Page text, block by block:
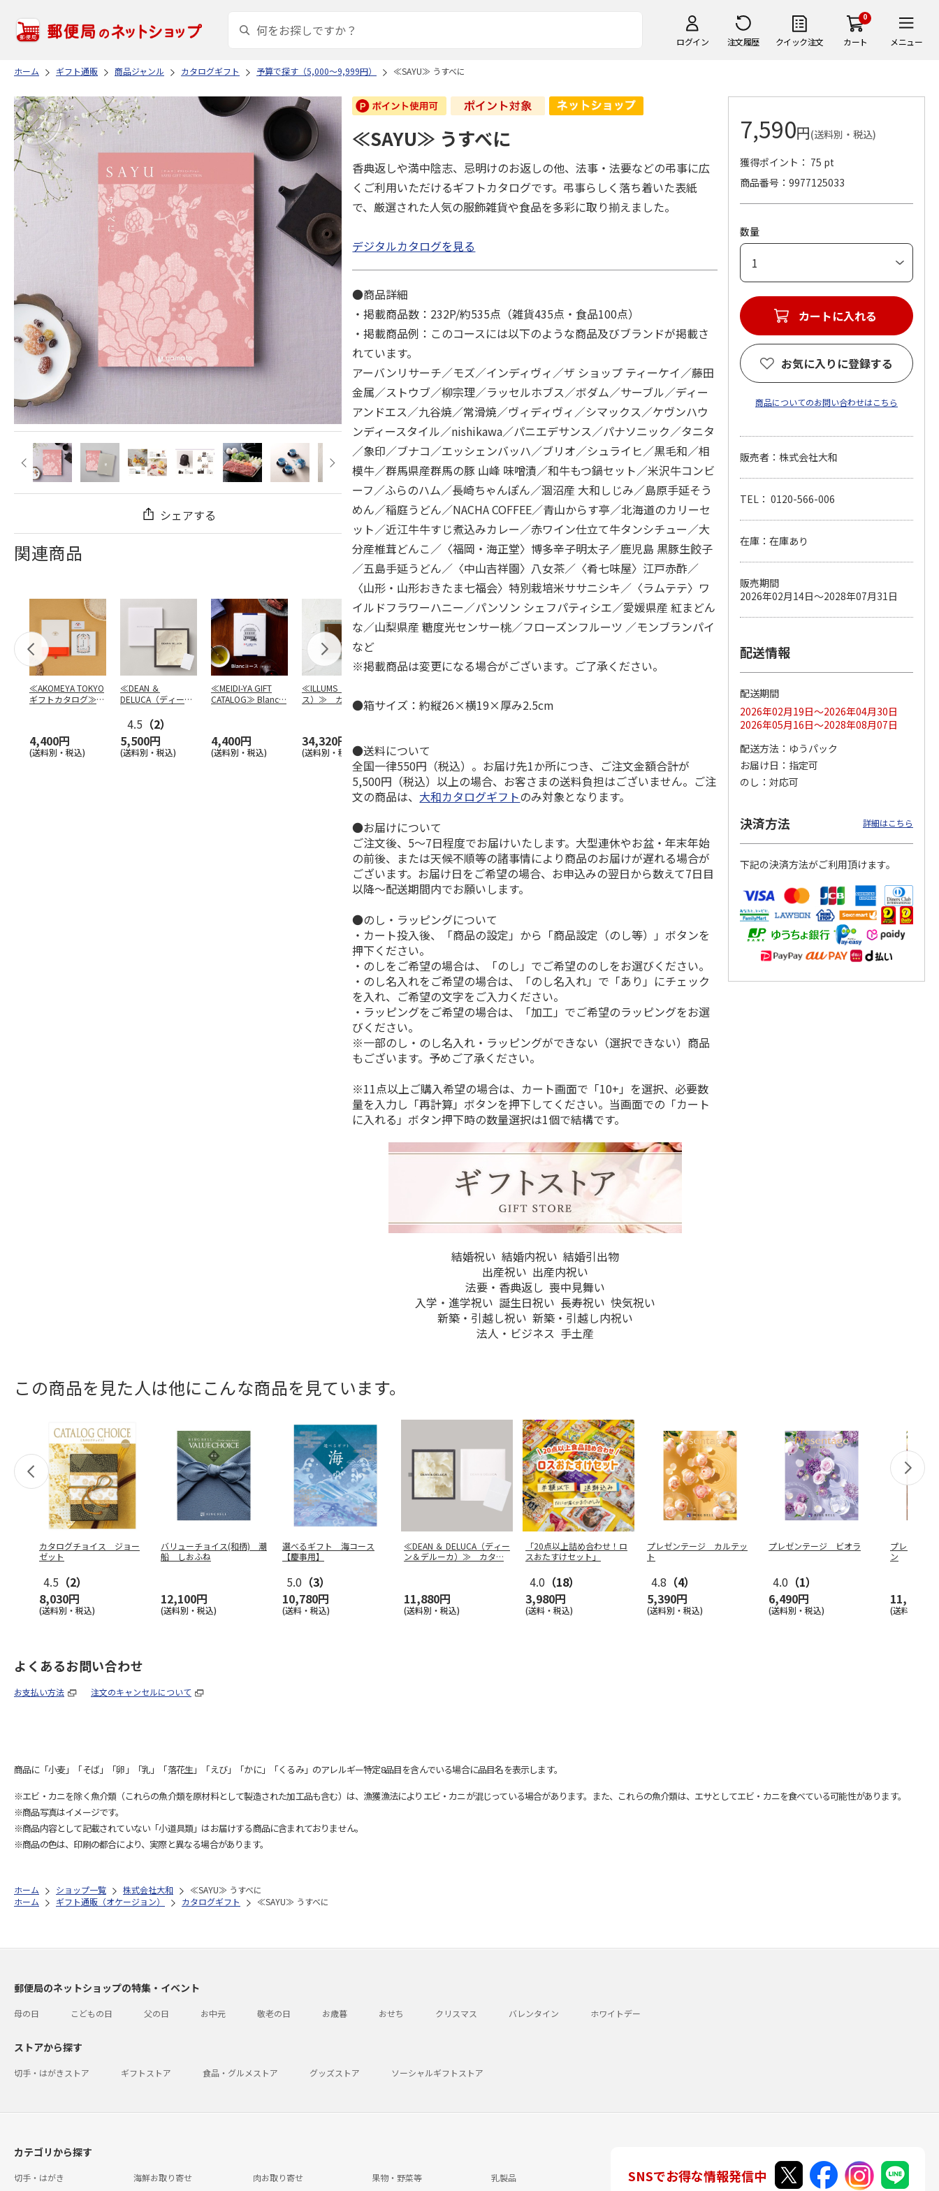
ログイン 注文履歴 クイック注文
0
カート メニュー
ホーム ギフト通販 商品ジャンル カタログギフト 予算で探す（5,000～9,999円） ≪SAYU≫ うすべに
シェアする
関連商品
≪AKOMEYA TOKYO
ギフトカタログ≫
4,400円
(送料別・税込)
≪DEAN ＆
DELUCA（ディーン
…
4.5 （2）
5,500円
(送料別・税込)
≪MEIDI-YA GIFT
CATALOG≫ Blanc…
4,400円
(送料別・税込)
≪ILLUMS（イルム
ス）≫ カタログギ
フト ロイヤル
34,320円
(送料別・税込)
ポンを贈る】 カタ
ログギフト 栄（さ
(送料別・税込)
Premium Premium
S …
【とっておきのニッ
ポンを贈る】 カタ
ログギフト 弥（あ
まね…
5,390円
(送料別・税込)
ログギフト ソ
≪SAYU≫ うすべに
香典返しや満中陰志、忌明けのお返しの他、法事・法要などの弔事に広
くご利用いただけるギフトカタログです。弔事らしく落ち着いた表紙
で、厳選された人気の服飾雑貨や食品を多彩に取り揃えました。
デジタルカタログを見る
●商品詳細
・掲載商品数：232P/約535点（雑貨435点・食品100点）
・掲載商品例：このコースには以下のような商品及びブランドが掲載さ
れています。
アーバンリサーチ／モズ／インディヴィ／ザ ショップ ティーケイ／藤田
金属／ストウブ／柳宗理／ラッセルホブス／ボダム／サーブル／ディー
アンドエス／九谷焼／常滑焼／ヴィディヴィ／シマックス／ケヴンハウ
ンディースタイル／nishikawa／パニエデサンス／パナソニック／タニタ
／象印／ブナコ／エッシェンバッハ／ブリオ／シュライヒ／黒毛和／相
模牛／群馬県産群馬の豚 山峰 味噌漬／和牛もつ鍋セット／米沢牛コンビ
ーフ／ふらのハム／長崎ちゃんぽん／涸沼産 大和しじみ／島原手延そう
めん／稲庭うどん／NACHA COFFEE／青山からす亭／北海道のカリーセ
ット／近江牛牛すじ煮込みカレー／赤ワイン仕立て牛タンシチュー／大
分産椎茸どんこ／〈福岡・海正堂〉博多辛子明太子／鹿児島 黒豚生餃子
／五島手延うどん／〈中山吉祥園〉八女茶／〈肴七味屋〉江戸赤酢／
〈山形・山形おきたま七福会〉特別栽培米ササニシキ／〈ラムテテ〉ワ
イルドフラワーハニー／パンソン シェフパティシエ／愛媛県産 紅まどん
な／山梨県産 糖度光センサー桃／フローズンフルーツ ／モンブランパイ
など
※掲載商品は変更になる場合がございます。ご了承ください。
●箱サイズ：約縦26×横19×厚み2.5cm
●送料について
全国一律550円（税込）。お届け先1か所につき、ご注文金額合計が
5,500円（税込）以上の場合、お客さまの送料負担はございません。ご注
文の商品は、 大和カタログギフトのみ対象となります。
●お届けについて
ご注文後、5～7日程度でお届けいたします。大型連休やお盆・年末年始
の前後、または天候不順等の諸事情により商品のお届けが遅れる場合が
ございます。お届け日をご希望の場合、お申込みの翌日から数えて7日目
以降～配送期間内でお願いします。
●のし・ラッピングについて
・カート投入後、「商品の設定」から「商品設定（のし等）」ボタンを
押下ください。
・のしをご希望の場合は、「のし」でご希望ののしをお選びください。
・のし名入れをご希望の場合は、「のし名入れ」で「あり」にチェック
を入れ、ご希望の文字をご入力ください。
・ラッピングをご希望の場合は、「加工」でご希望のラッピングをお選
びください。
※一部のし・のし名入れ・ラッピングができない（選択できない）商品
もございます。予めご了承ください。
※11点以上ご購入希望の場合は、カート画面で「10+」を選択、必要数
量を入力し「再計算」ボタンを押下してください。当画面での「カート
に入れる」ボタン押下時の数量選択は1個で結構です。
結婚祝い 結婚内祝い 結婚引出物
出産祝い 出産内祝い
法要・香典返し 喪中見舞い
入学・進学祝い 誕生日祝い 長寿祝い 快気祝い
新築・引越し祝い 新築・引越し内祝い
法人・ビジネス 手土産
7,590円(送料別・税込)
獲得ポイント： 75 pt
商品番号
9977125033
数量
カートに入れる
お気に入りに登録する
商品についてのお問い合わせはこちら
販売者：株式会社大和
TEL： 0120-566-006
在庫：在庫あり
販売期間
2026年02月14日～2028年07月31日
配送情報
配送期間
2026年02月19日～2026年04月30日
2026年05月16日～2028年08月07日
配送方法
ゆうパック
お届け日
指定可
のし
対応可
決済方法 詳細はこちら
下記の決済方法がご利用頂けます。
この商品を見た人は他にこんな商品を見ています。
カタログチョイス ジョー
ゼット
4.5 （2）
8,030円
(送料別・税込)
バリューチョイス(和柄) 潮
船 しおふね
12,100円
(送料別・税込)
選べるギフト 海コース
【慶事用】
5.0 （3）
10,780円
(送料・税込)
≪DEAN ＆ DELUCA（ディー
ン＆デルーカ）≫ カタ…
11,880円
(送料別・税込)
「20点以上詰め合わせ！ロ
スおたすけセット」
4.0 （18）
3,980円
(送料・税込)
プレゼンテージ カルテッ
ト
4.8 （4）
5,390円
(送料別・税込)
プレゼンテージ ビオラ
4.0 （1）
6,490円
(送料別・税込)
プレゼンテ
ン
11,990円
(送料別・税
よくあるお問い合わせ
お支払い方法 注文のキャンセルについて
商品に「小麦」「そば」「卵」「乳」「落花生」「えび」「かに」「くるみ」のアレルギー特定8品目を含んでいる場合に品目名を表示します。
※エビ・カニを除く魚介類（これらの魚介類を原材料として製造された加工品も含む）は、漁獲漁法によりエビ・カニが混じっている場合があります。また、これらの魚介類は、エサとしてエビ・カニを食べている可能性があります。
※商品写真はイメージです。
※商品内容として記載されていない「小道具類」はお届けする商品に含まれておりません。
※商品の色は、印刷の都合により、実際と異なる場合があります。
ホーム ショップ一覧 株式会社大和
≪SAYU≫ うすべに
ホーム
ギフト通販（オケージョン） カタログギフト ≪SAYU≫ うすべに
郵便局のネットショップの特集・イベント
母の日 こどもの日 父の日 お中元 敬老の日 お歳暮 おせち クリスマス バレンタイン ホワイトデー
ストアから探す
切手・はがきストア ギフトストア 食品・グルメストア グッズストア ソーシャルギフトストア
カテゴリから探す
切手・はがき 海鮮お取り寄せ 肉お取り寄せ 果物・野菜等 乳製品 SNSでお得な情報発信中